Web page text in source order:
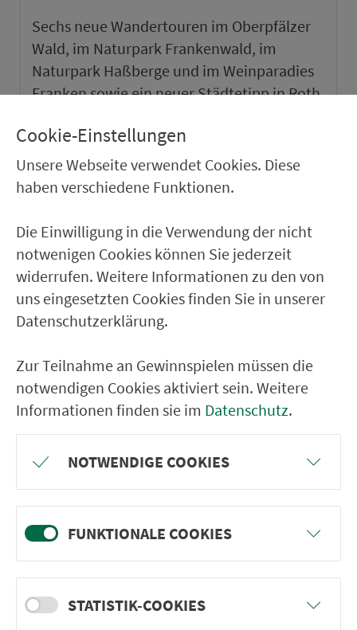
Sechs neue Wandertouren im Oberpfälzer
Wald, im Naturpark Frankenwald, im
Naturpark Haßberge und im Weinparadies
Franken sowie ein neuer Städtetipp in Roth.
VGN-SOMMER 2026
Mach mit und gewinne einen von 1.000
Team-Plätzen für eine Abenteuer-Rallye!
weiter
Cookie-Einstellungen
Unsere Webseite verwendet Cookies. Diese
haben verschiedene Funktionen.
Die Einwilligung in die Verwendung der nicht
notwenigen Cookies können Sie jederzeit
widerrufen. Weitere Informationen zu den von
uns eingesetzten Cookies finden Sie in unserer
Datenschutzerklärung.
Zur Teilnahme an Gewinnspielen müssen die
notwendigen Cookies aktiviert sein. Weitere
Informationen finden sie im Datenschutz.
NOTWENDIGE COOKIES
FUNKTIONALE COOKIES
STATISTIK-COOKIES